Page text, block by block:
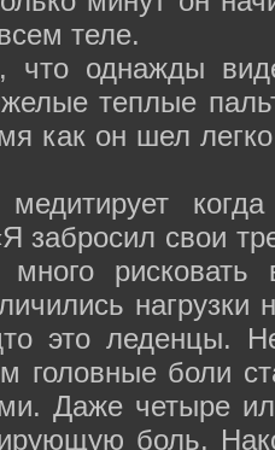
теле.
что однажды
теплые
как он шел
забросил свои
много
нагрузки
это леденцы.
головные боли
Даже четыре
боль.